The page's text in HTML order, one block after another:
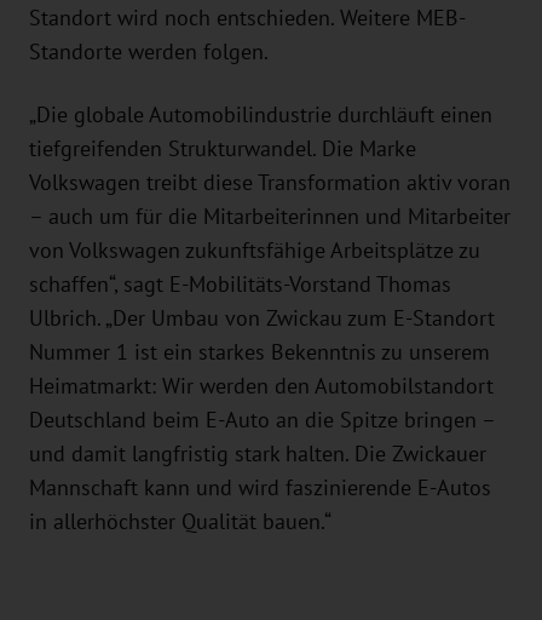
Standort wird noch entschieden. Weitere MEB-
Standorte werden folgen.
„Die globale Automobilindustrie durchläuft einen
tiefgreifenden Strukturwandel. Die Marke
Volkswagen treibt diese Transformation aktiv voran
– auch um für die Mitarbeiterinnen und Mitarbeiter
von Volkswagen zukunftsfähige Arbeitsplätze zu
schaffen“, sagt E-Mobilitäts-Vorstand Thomas
Ulbrich. „Der Umbau von Zwickau zum E-Standort
Nummer 1 ist ein starkes Bekenntnis zu unserem
Heimatmarkt: Wir werden den Automobilstandort
Deutschland beim E-Auto an die Spitze bringen –
und damit langfristig stark halten. Die Zwickauer
Mannschaft kann und wird faszinierende E-Autos
in allerhöchster Qualität bauen.“